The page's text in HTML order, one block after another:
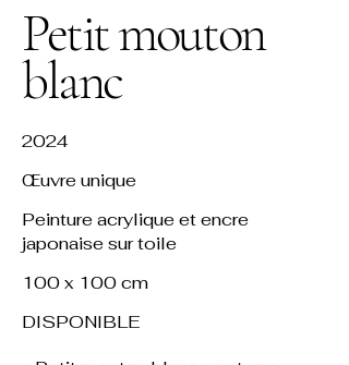
Petit mouton
blanc
2024
Œuvre unique
Peinture acrylique et encre
japonaise sur toile
100 x 100 cm
DISPONIBLE